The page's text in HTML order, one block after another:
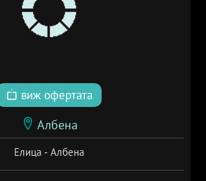
виж офертата
Албена
Елица - Албена